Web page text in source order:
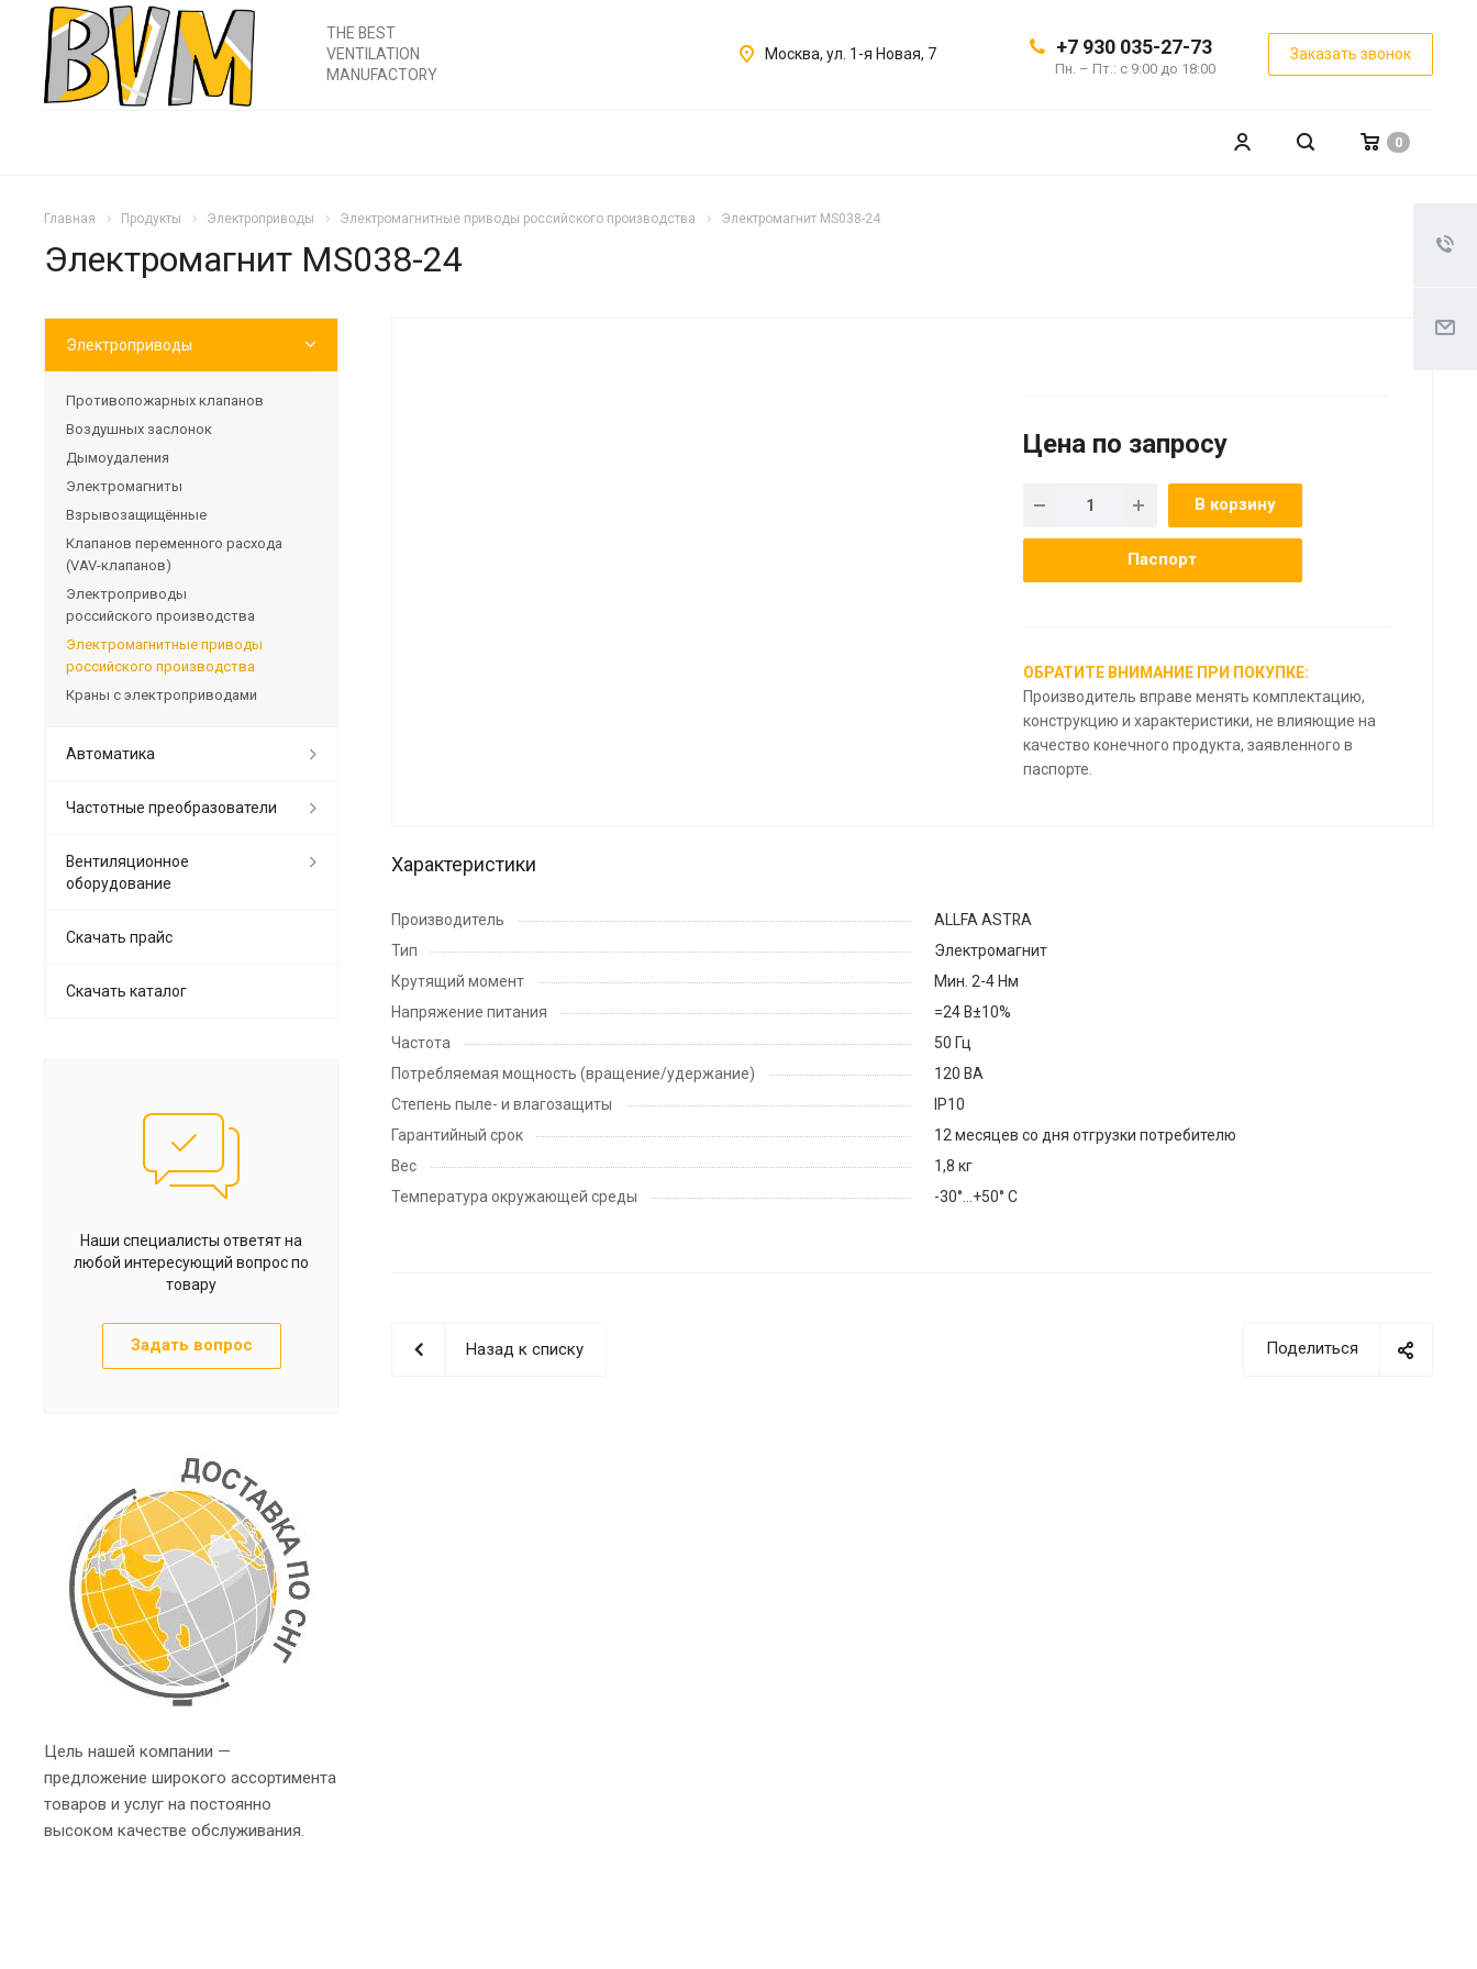
THE BEST
VENTILATION
MANUFACTORY
+7 930 035-27-73
Пн. – Пт.: с 9:00 до 18:00
Заказать звонок
Москва, ул. 1-я Новая, 7
0
Главная Продукты Электроприводы Электромагнитные приводы российского производства Электромагнит MS038-24
Электромагнит MS038-24
Цена по запросу
В корзину
Паспорт
ОБРАТИТЕ ВНИМАНИЕ ПРИ ПОКУПКЕ:
Производитель вправе менять комплектацию,
конструкцию и характеристики, не влияющие на
качество конечного продукта, заявленного в
паспорте.
Характеристики
Производитель
ALLFA ASTRA
Тип
Электромагнит
Крутящий момент
Мин. 2-4 Нм
Напряжение питания
=24 В±10%
Частота
50 Гц
Потребляемая мощность (вращение/удержание)
120 ВА
Степень пыле- и влагозащиты
IP10
Гарантийный срок
12 месяцев со дня отгрузки потребителю
Вес
1,8 кг
Температура окружающей среды
-30°…+50° C
Поделиться
Назад к списку
Электроприводы
Противопожарных клапанов
Воздушных заслонок
Дымоудаления
Электромагниты
Взрывозащищённые
Клапанов переменного расхода
(VAV-клапанов)
Электроприводы
российского производства
Электромагнитные приводы
российского производства
Краны с электроприводами
Автоматика
Частотные преобразователи
Вентиляционное
оборудование
Скачать прайс
Скачать каталог
Наши специалисты ответят на
любой интересующий вопрос по
товару
Задать вопрос
Цель нашей компании —
предложение широкого ассортимента
товаров и услуг на постоянно
высоком качестве обслуживания.